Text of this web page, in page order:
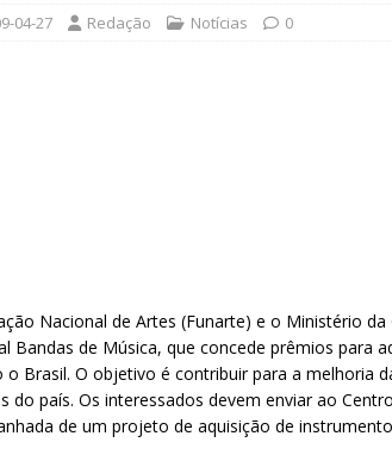
04-27 Redação Notícias 0
Nacional de Artes (Funarte) e o Ministério
Bandas de Música, que concede prêmios para
o Brasil. O objetivo é contribuir para a melhoria
do país. Os interessados devem enviar ao
de um projeto de aquisição de